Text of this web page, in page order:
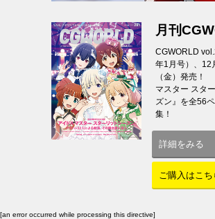
月刊
CGWORLD
年1月号）、12
（金）発売！
マスター スタ
ズン』を全56
集！
詳細をみる
ご購入はこち
[an error occurred while processing this directive]